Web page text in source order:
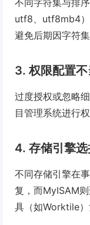
不同字符集与排
utf8、utf8mb4）
避免后期因字符
3. 权限配置
过度授权或忽略
目管理系统进行
4. 存储引擎
不同存储引擎在
复，而MyISAM
具（如Worktile